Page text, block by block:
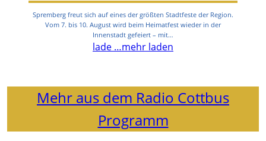
Spremberg freut sich auf eines der größten Stadtfeste der Region.
Vom 7. bis 10. August wird beim Heimatfest wieder in der
Innenstadt gefeiert – mit…
lade …mehr laden
Mehr aus dem Radio Cottbus
Programm